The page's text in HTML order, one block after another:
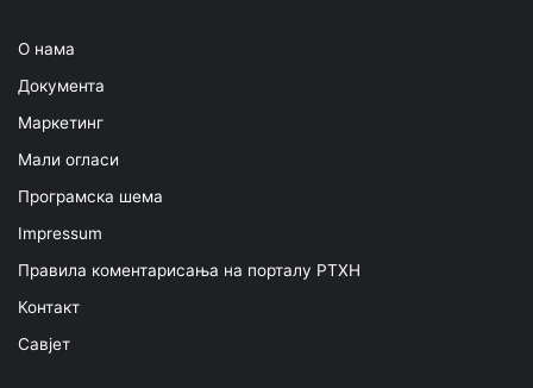
О нама
Документа
Маркетинг
Мали огласи
Програмска шема
Impressum
Правила коментарисања на порталу РТХН
Контакт
Савјет